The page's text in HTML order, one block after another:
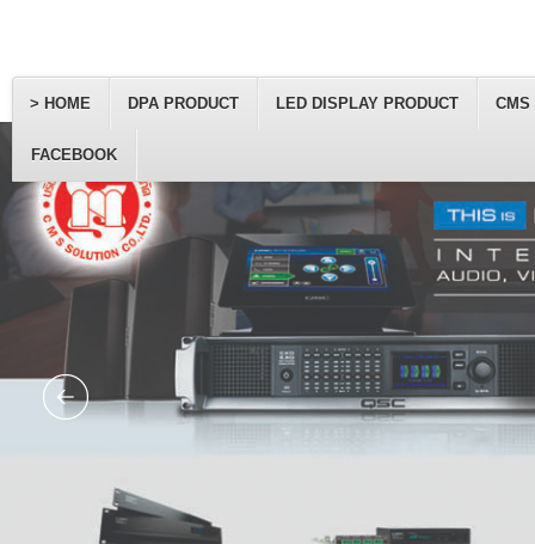
> HOME DPA PRODUCT LED DISPLAY PRODUCT CMS
FACEBOOK